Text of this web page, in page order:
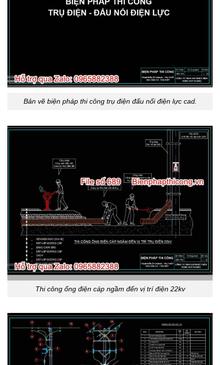
Bản vẽ biện pháp thi công trụ điện đấu nối điện lực cad.
Thi công ống điện cáp ngầm đến vị trí điện 22kv